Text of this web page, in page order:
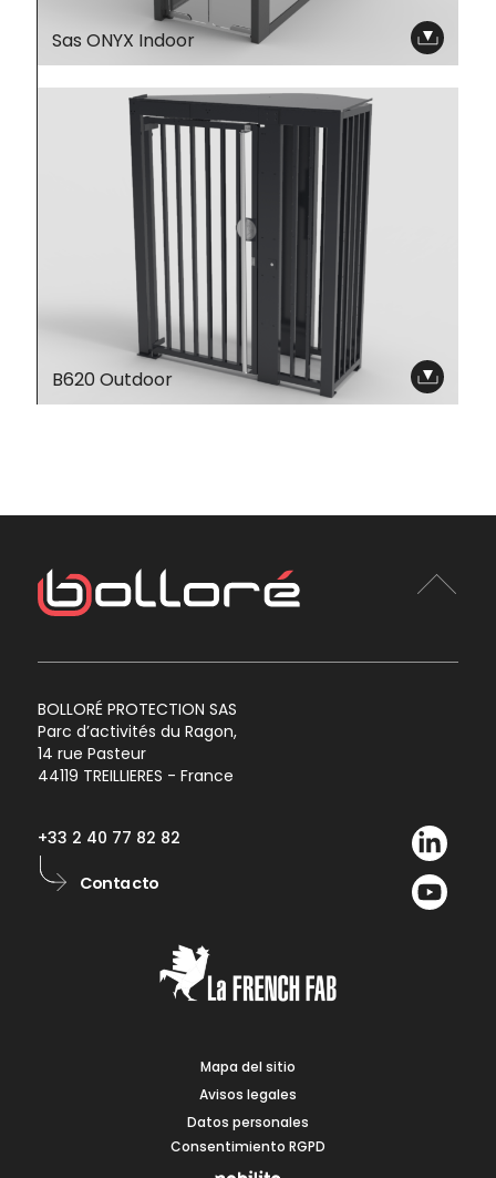
Sas ONYX Indoor
B620 Outdoor
BOLLORÉ PROTECTION SAS
Parc d’activités du Ragon,
14 rue Pasteur
44119 TREILLIERES - France
+33 2 40 77 82 82
Contacto
Mapa del sitio
Avisos legales
Datos personales
Consentimiento RGPD